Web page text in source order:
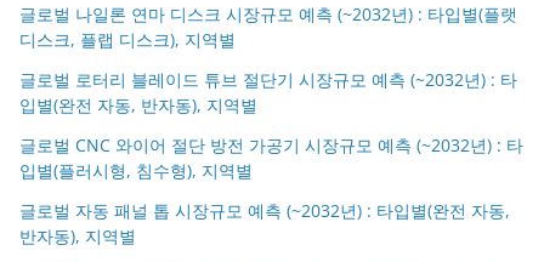
글로벌 나일론 연마 디스크 시장규모 예측 (~2032년) : 타입별(플랫
디스크, 플랩 디스크), 지역별
글로벌 로터리 블레이드 튜브 절단기 시장규모 예측 (~2032년) : 타
입별(완전 자동, 반자동), 지역별
글로벌 CNC 와이어 절단 방전 가공기 시장규모 예측 (~2032년) : 타
입별(플러시형, 침수형), 지역별
글로벌 자동 패널 톱 시장규모 예측 (~2032년) : 타입별(완전 자동,
반자동), 지역별